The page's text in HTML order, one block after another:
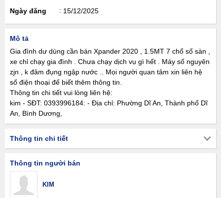
Ngày đăng
15/12/2025
Mô tả
Gia đình dư dùng cần bán Xpander 2020 , 1.5MT 7 chổ số sàn ,
xe chỉ chạy gia đình . Chưa chạy dịch vụ gì hết . Máy số nguyên
zjn , k đâm đụng ngập nước .. Mọi người quan tâm xin liên hệ
số điện thoại để biết thêm thông tin.
Thông tin chi tiết vui lòng liên hệ:
kim - SĐT: 0393996184: - Địa chỉ: Phường Dĩ An, Thành phố Dĩ
An, Bình Dương,
Thông tin chi tiết
Thông tin người bán
KIM